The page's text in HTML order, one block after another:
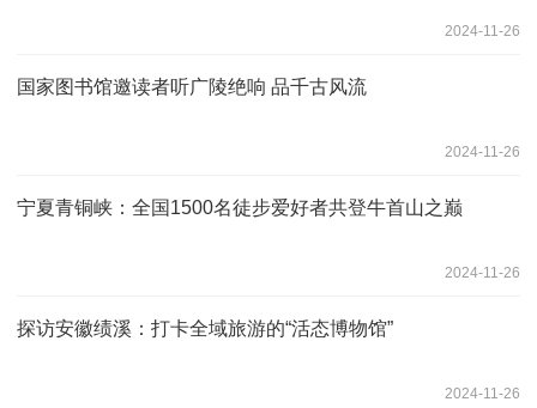
2024-11-26
国家图书馆邀读者听广陵绝响 品千古风流
2024-11-26
宁夏青铜峡：全国1500名徒步爱好者共登牛首山之巅
2024-11-26
探访安徽绩溪：打卡全域旅游的“活态博物馆”
2024-11-26